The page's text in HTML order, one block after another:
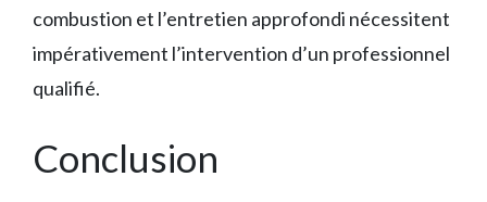
combustion et l’entretien approfondi nécessitent
impérativement l’intervention d’un professionnel
qualifié.
Conclusion